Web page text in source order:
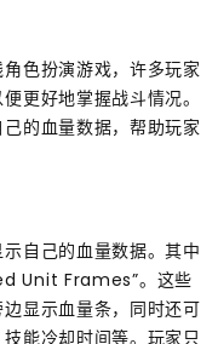
色扮演游戏，许多玩家
更好地掌握战斗情况。
的血量数据，帮助玩家
自己的血量数据。其中
Unit Frames”。这些
显示血量条，同时还可
能冷却时间等。玩家只